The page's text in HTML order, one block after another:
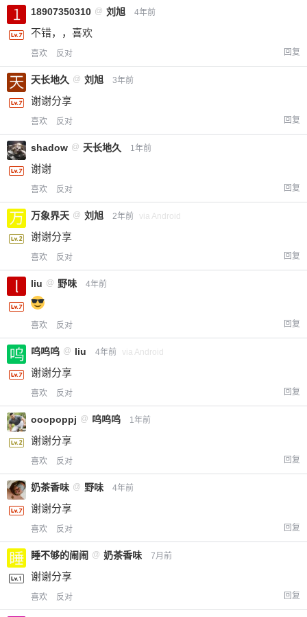
18907350310 @ 刘旭 4年前
不错，，喜欢
喜欢 反对 回复
天长地久 @ 刘旭 3年前
谢谢分享
喜欢 反对 回复
shadow @ 天长地久 1年前
谢谢
喜欢 反对 回复
万象界天 @ 刘旭 2年前 via Android
谢谢分享
喜欢 反对 回复
liu @ 野味 4年前
喜欢 反对 回复
呜呜呜 @ liu 4年前 via Android
谢谢分享
喜欢 反对 回复
ooopoppj @ 呜呜呜 1年前
谢谢分享
喜欢 反对 回复
奶茶香味 @ 野味 4年前
谢谢分享
喜欢 反对 回复
睡不够的闹闹 @ 奶茶香味 7月前
谢谢分享
喜欢 反对 回复